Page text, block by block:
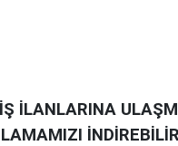
İLANLARINA